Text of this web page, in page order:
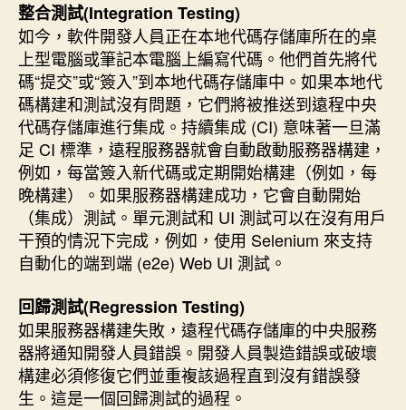
整合測試(Integration Testing)
如今，軟件開發人員正在本地代碼存儲庫所在的桌
上型電腦或筆記本電腦上編寫代碼。他們首先將代
碼“提交”或“簽入”到本地代碼存儲庫中。如果本地代
碼構建和測試沒有問題，它們將被推送到遠程中央
代碼存儲庫進行集成。持續集成 (CI) 意味著一旦滿
足 CI 標準，遠程服務器就會自動啟動服務器構建，
例如，每當簽入新代碼或定期開始構建（例如，每
晚構建）。如果服務器構建成功，它會自動開始
（集成）測試。單元測試和 UI 測試可以在沒有用戶
干預的情況下完成，例如，使用 Selenium 來支持
自動化的端到端 (e2e) Web UI 測試。
回歸測試(Regression Testing)
如果服務器構建失敗，遠程代碼存儲庫的中央服務
器將通知開發人員錯誤。開發人員製造錯誤或破壞
構建必須修復它們並重複該過程直到沒有錯誤發
生。這是一個回歸測試的過程。